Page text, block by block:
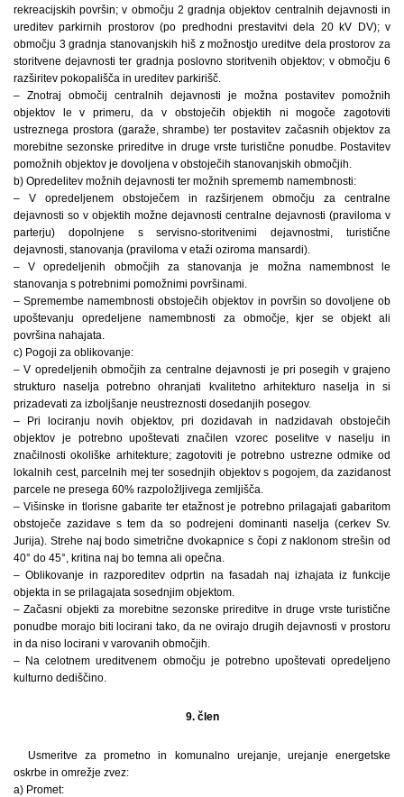
rekreacijskih površin; v območju 2 gradnja objektov centralnih dejavnosti in
ureditev parkirnih prostorov (po predhodni prestavitvi dela 20 kV DV); v
območju 3 gradnja stanovanjskih hiš z možnostjo ureditve dela prostorov za
storitvene dejavnosti ter gradnja poslovno storitvenih objektov; v območju 6
razširitev pokopališča in ureditev parkirišč.
– Znotraj območij centralnih dejavnosti je možna postavitev pomožnih
objektov le v primeru, da v obstoječih objektih ni mogoče zagotoviti
ustreznega prostora (garaže, shrambe) ter postavitev začasnih objektov za
morebitne sezonske prireditve in druge vrste turistične ponudbe. Postavitev
pomožnih objektov je dovoljena v obstoječih stanovanjskih območjih.
b) Opredelitev možnih dejavnosti ter možnih sprememb namembnosti:
– V opredeljenem obstoječem in razširjenem območju za centralne
dejavnosti so v objektih možne dejavnosti centralne dejavnosti (praviloma v
parterju) dopolnjene s servisno-storitvenimi dejavnostmi, turistične
dejavnosti, stanovanja (praviloma v etaži oziroma mansardi).
– V opredeljenih območjih za stanovanja je možna namembnost le
stanovanja s potrebnimi pomožnimi površinami.
– Spremembe namembnosti obstoječih objektov in površin so dovoljene ob
upoštevanju opredeljene namembnosti za območje, kjer se objekt ali
površina nahajata.
c) Pogoji za oblikovanje:
– V opredeljenih območjih za centralne dejavnosti je pri posegih v grajeno
strukturo naselja potrebno ohranjati kvalitetno arhitekturo naselja in si
prizadevati za izboljšanje neustreznosti dosedanjih posegov.
– Pri lociranju novih objektov, pri dozidavah in nadzidavah obstoječih
objektov je potrebno upoštevati značilen vzorec poselitve v naselju in
značilnosti okoliške arhitekture; zagotoviti je potrebno ustrezne odmike od
lokalnih cest, parcelnih mej ter sosednjih objektov s pogojem, da zazidanost
parcele ne presega 60% razpoložljivega zemljišča.
– Višinske in tlorisne gabarite ter etažnost je potrebno prilagajati gabaritom
obstoječe zazidave s tem da so podrejeni dominanti naselja (cerkev Sv.
Jurija). Strehe naj bodo simetrične dvokapnice s čopi z naklonom strešin od
40° do 45°, kritina naj bo temna ali opečna.
– Oblikovanje in razporeditev odprtin na fasadah naj izhajata iz funkcije
objekta in se prilagajata sosednjim objektom.
– Začasni objekti za morebitne sezonske prireditve in druge vrste turistične
ponudbe morajo biti locirani tako, da ne ovirajo drugih dejavnosti v prostoru
in da niso locirani v varovanih območjih.
– Na celotnem ureditvenem območju je potrebno upoštevati opredeljeno
kulturno dediščino.
9. člen
Usmeritve za prometno in komunalno urejanje, urejanje energetske
oskrbe in omrežje zvez:
a) Promet: